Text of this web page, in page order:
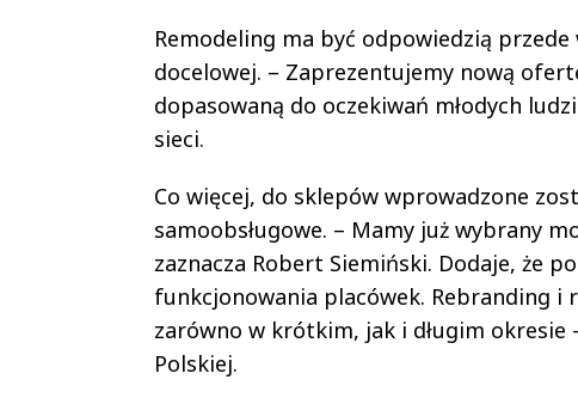
Remodeling ma być odpowiedzią
docelowej. – Zaprezentujemy nową
dopasowaną do oczekiwań młodych
sieci.
Co więcej, do sklepów wprowadzone
samoobsługowe. – Mamy już wybrany
zaznacza Robert Siemiński. Dodaje, że
funkcjonowania placówek. Rebranding i
zarówno w krótkim, jak i długim
Polskiej.